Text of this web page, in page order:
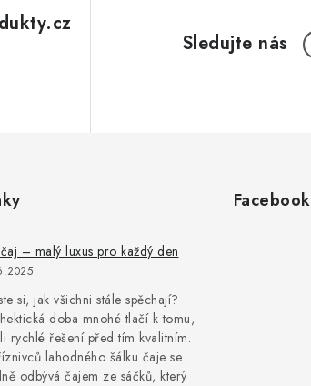
– malý luxus pro každý den
si, jak všichni stále spěchají?
doba mnohé tlačí k tomu,
rychlé řešení před tím kvalitním.
lahodného šálku čaje se
odbývá čajem ze sáčků, který
Facebook